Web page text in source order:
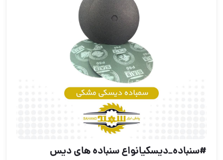
#سنباده_دیسکی️انواع سنباده های دیس